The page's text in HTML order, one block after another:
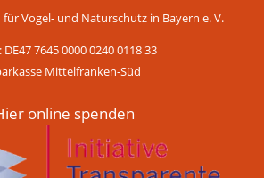
für Vogel- und Naturschutz in Bayern e. V.
DE47 7645 0000 0240 0118 33
Mittelfranken-Süd
online spenden